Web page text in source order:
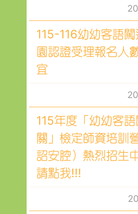
115-116幼幼客語
園認證受理報名人
宜
115年度「幼幼客
關」檢定師資培訓
詔安腔）熱烈招生
請點我!!!